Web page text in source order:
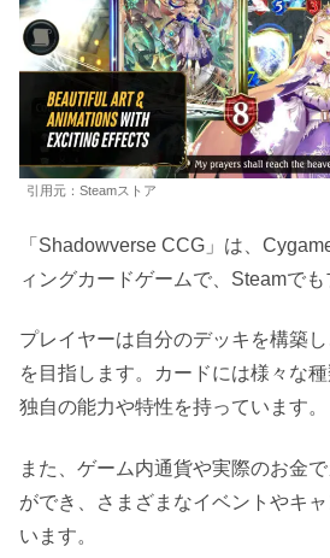
引用元：Steamストア
「Shadowverse CCG」は、
ィングカードゲームで、Steamでも
プレイヤーは自分のデッキを構築
を目指します。カードには様々な
独自の能力や特性を持っています。
また、ゲーム内通貨や実際のお金
ができ、さまざまなイベントやキ
います。